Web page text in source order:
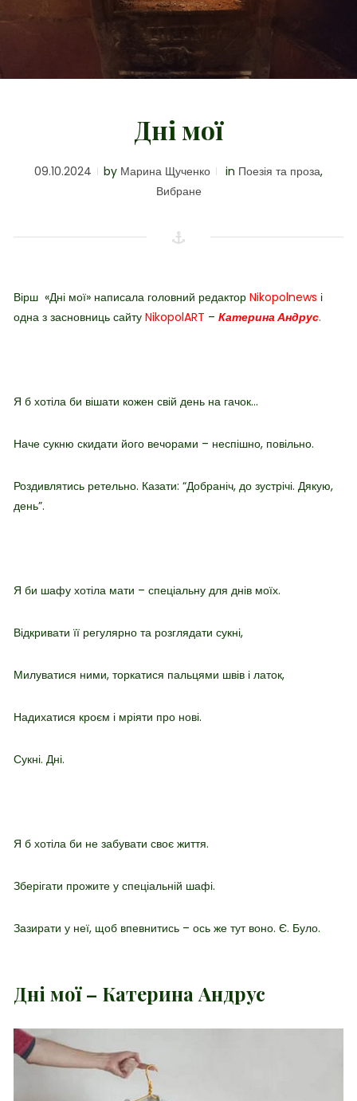
Дні мої
09.10.2024 by Марина Щученко in Поезія та проза,
Вибране
Вірш «Дні мої» написала головний редакторNikopolnews і
одна з засновниць сайту NikopolART – Катерина Андрус.
Я б хотіла би вішати кожен свій день на гачок…
Наче сукню скидати його вечорами – неспішно, повільно.
Роздивлятись ретельно. Казати: “Добраніч, до зустрічі. Дякую,
день”.
Я би шафу хотіла мати – спеціальну для днів моїх.
Відкривати її регулярно та розглядати сукні,
Милуватися ними, торкатися пальцями швів і латок,
Надихатися кроєм і мріяти про нові.
Сукні. Дні.
Я б хотіла би не забувати своє життя.
Зберігати прожите у спеціальній шафі.
Зазирати у неї, щоб впевнитись – ось же тут воно. Є. Було.
Дні мої – Катерина Андрус